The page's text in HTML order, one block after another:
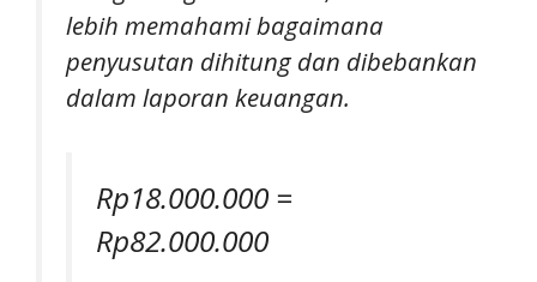
lebih memahami bagaimana
penyusutan dihitung dan dibebankan
dalam laporan keuangan.
Rp18.000.000 =
Rp82.000.000